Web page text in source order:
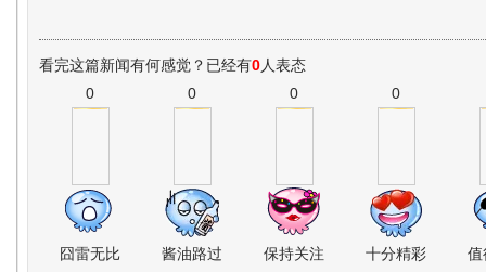
看完这篇新闻有何感觉？已经有0人表态
0
囧雷无比
0
酱油路过
0
保持关注
0
十分精彩 值